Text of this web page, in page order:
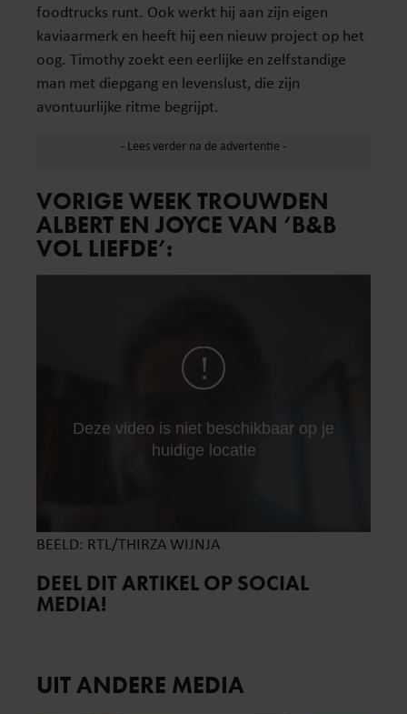
foodtrucks runt. Ook werkt hij aan zijn eigen
kaviaarmerk en heeft hij een nieuw project op het
oog. Timothy zoekt een eerlijke en zelfstandige
man met diepgang en levenslust, die zijn
avontuurlijke ritme begrijpt.
VORIGE WEEK TROUWDEN
ALBERT EN JOYCE VAN ‘B&B
VOL LIEFDE’:
BEELD: RTL/THIRZA WIJNJA
DEEL DIT ARTIKEL OP SOCIAL
MEDIA!
UIT ANDERE MEDIA